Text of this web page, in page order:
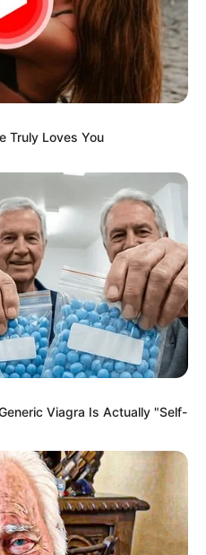
Truly Loves You
Viagra Is Actually "Self-